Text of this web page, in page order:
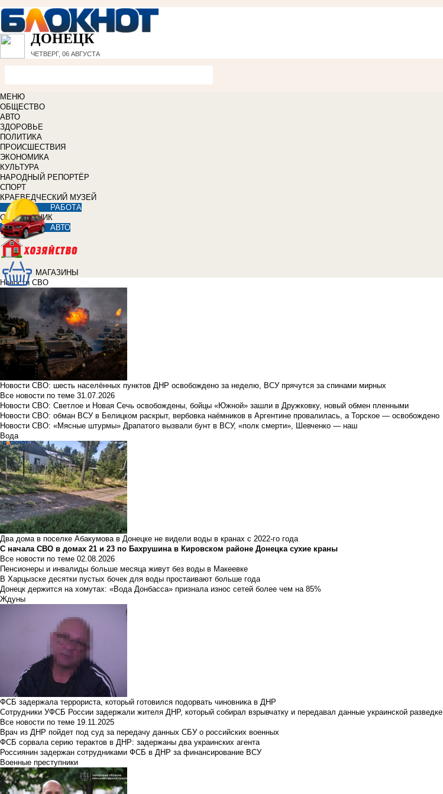
ДОНЕЦК
ЧЕТВЕРГ, 06 АВГУСТА
МЕНЮ
ОБЩЕСТВО
АВТО
ЗДОРОВЬЕ
ПОЛИТИКА
ПРОИСШЕСТВИЯ
ЭКОНОМИКА
КУЛЬТУРА
НАРОДНЫЙ РЕПОРТЁР
СПОРТ
КРАЕВЕДЧЕСКИЙ МУЗЕЙ
РАБОТА
СПРАВОЧНИК
АВТО
МАГАЗИНЫ
Новости СВО
Новости СВО: шесть населённых пунктов ДНР освобождено за неделю, ВСУ прячутся за спинами мирных
Все новости по теме 31.07.2026
Новости СВО: Светлое и Новая Сечь освобождены, бойцы «Южной» зашли в Дружковку, новый обмен пленными
Новости СВО: обман ВСУ в Белицком раскрыт, вербовка наёмников в Аргентине провалилась, а Торское — освобождено
Новости СВО: «Мясные штурмы» Драпатого вызвали бунт в ВСУ, «полк смерти», Шевченко — наш
Вода
Два дома в поселке Абакумова в Донецке не видели воды в кранах с 2022-го года
С начала СВО в домах 21 и 23 по Бахрушина в Кировском районе Донецка сухие краны
Все новости по теме 02.08.2026
Пенсионеры и инвалиды больше месяца живут без воды в Макеевке
В Харцызске десятки пустых бочек для воды простаивают больше года
Донецк держится на хомутах: «Вода Донбасса» признала износ сетей более чем на 85%
Ждуны
ФСБ задержала террориста, который готовился подорвать чиновника в ДНР
Сотрудники УФСБ России задержали жителя ДНР, который собирал взрывчатку и передавал данные украинской разведке
Все новости по теме 19.11.2025
Врач из ДНР пойдет под суд за передачу данных СБУ о российских военных
ФСБ сорвала серию терактов в ДНР: задержаны два украинских агента
Россиянин задержан сотрудниками ФСБ в ДНР за финансирование ВСУ
Военные преступники